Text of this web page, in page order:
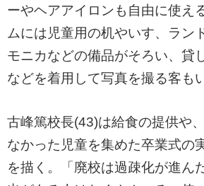
ーやヘアアイロンも自由に使え
ムには児童用の机やいす、ラン
モニカなどの備品がそろい、貸
などを着用して写真を撮る客も
古峰篤校長(43)は給食の提供や
なかった児童を集めた卒業式の
を描く。「廃校は過疎化が進ん